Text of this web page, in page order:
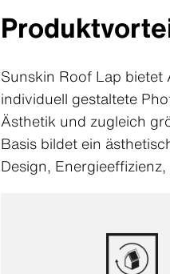
Sunskin Roof Lap
individuell gestaltete
Ästhetik und zugleich
Basis bildet ein
Design,